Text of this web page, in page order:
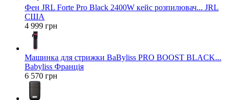
Фен JRL Forte Pro Black 2400W кейс розпилювач... JRL
США
4 999 грн
Машинка для стрижки BaByliss PRO BOOST BLACK...
Babyliss Франція
6 570 грн